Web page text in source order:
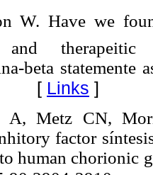
W. Have we
and
beta statemente
[ Links ]
A, Metz CN,
factor
human chorionic